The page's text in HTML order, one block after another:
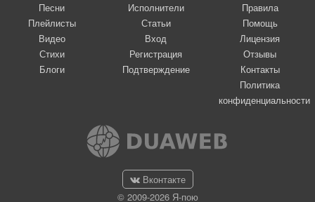
Песни
Плейлисты
Видео
Стихи
Блоги
Исполнители
Статьи
Вход
Регистрация
Подтверждение
Правила
Помощь
Лицензия
Отзывы
Контакты
Политика
конфиденциальности
Вконтакте
© 2009-2026 Я-пою